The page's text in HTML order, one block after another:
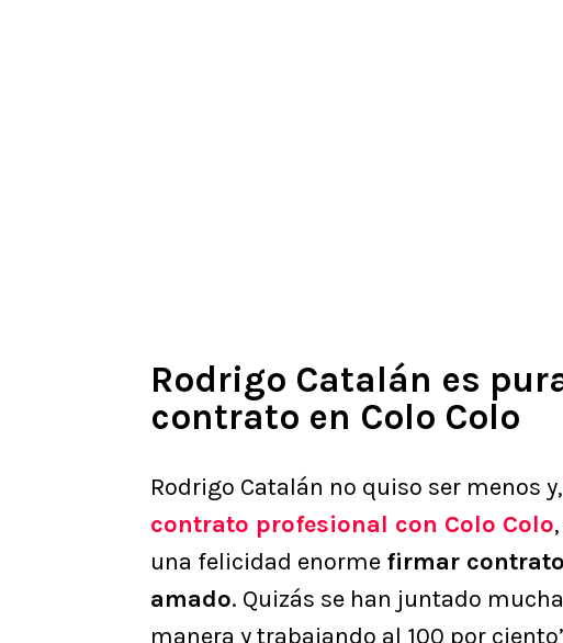
Rodrigo Catalán es
contrato en Colo Colo
Rodrigo Catalán no quiso ser menos y,
contrato profesional con Colo Colo
una felicidad enorme firmar
amado. Quizás se han juntado
manera y trabajando al 100 por